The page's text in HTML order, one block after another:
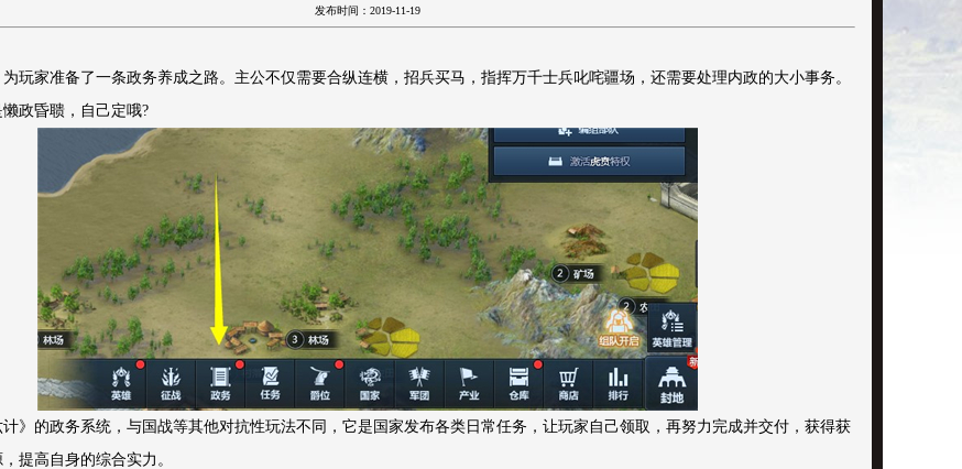
发布时间：2019-11-19
为玩家准备了一条政务养成之路。主公不仅需要合纵连横，招兵买马，指挥万千士兵叱咤疆场，还需要处理内政的大小事务。
政昏聩，自己定哦?
计》的政务系统，与国战等其他对抗性玩法不同，它是国家发布各类日常任务，让玩家自己领取，再努力完成并交付，获得获
提高自身的综合实力。